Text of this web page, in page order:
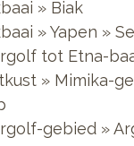
» Biak
» Yapen »
tot Etna-
» Mimika-
gebied »